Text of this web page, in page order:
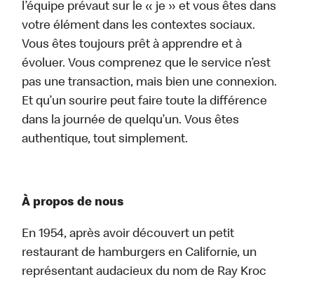
l’équipe prévaut sur le « je » et vous êtes dans
votre élément dans les contextes sociaux.
Vous êtes toujours prêt à apprendre et à
évoluer. Vous comprenez que le service n’est
pas une transaction, mais bien une connexion.
Et qu’un sourire peut faire toute la différence
dans la journée de quelqu’un. Vous êtes
authentique, tout simplement.
À propos de nous
En 1954, après avoir découvert un petit
restaurant de hamburgers en Californie, un
représentant audacieux du nom de Ray Kroc